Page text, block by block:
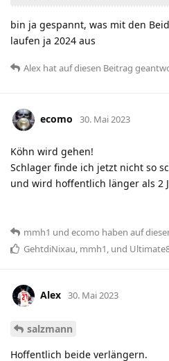
bin ja gespannt, was mit den
laufen ja 2024 aus
Alex hatauf diesen Beitrag
ecomo 30. Mai 2023
Köhn wird gehen!
Schlager finde ich jetzt nicht so
und wird hoffentlich länger als 2
mmh1 und ecomo haben auf
GehtdiNixau, mmh1, und
Alex 30. Mai 2023
salzmann
Hoffentlich beide verlängern.